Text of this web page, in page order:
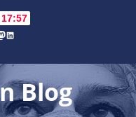
17:57
LinkedIn
Blog